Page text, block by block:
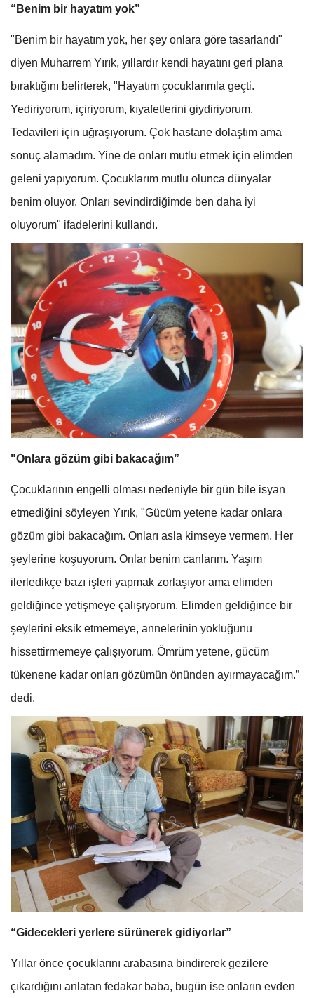
“Benim bir hayatım yok”
"Benim bir hayatım yok, her şey onlara göre tasarlandı"
diyen Muharrem Yırık, yıllardır kendi hayatını geri plana
bıraktığını belirterek, "Hayatım çocuklarımla geçti.
Yediriyorum, içiriyorum, kıyafetlerini giydiriyorum.
Tedavileri için uğraşıyorum. Çok hastane dolaştım ama
sonuç alamadım. Yine de onları mutlu etmek için elimden
geleni yapıyorum. Çocuklarım mutlu olunca dünyalar
benim oluyor. Onları sevindirdiğimde ben daha iyi
oluyorum" ifadelerini kullandı.
"Onlara gözüm gibi bakacağım”
Çocuklarının engelli olması nedeniyle bir gün bile isyan
etmediğini söyleyen Yırık, "Gücüm yetene kadar onlara
gözüm gibi bakacağım. Onları asla kimseye vermem. Her
şeylerine koşuyorum. Onlar benim canlarım. Yaşım
ilerledikçe bazı işleri yapmak zorlaşıyor ama elimden
geldiğince yetişmeye çalışıyorum. Elimden geldiğince bir
şeylerini eksik etmemeye, annelerinin yokluğunu
hissettirmemeye çalışıyorum. Ömrüm yetene, gücüm
tükenene kadar onları gözümün önünden ayırmayacağım.”
dedi.
“Gidecekleri yerlere sürünerek gidiyorlar”
Yıllar önce çocuklarını arabasına bindirerek gezilere
çıkardığını anlatan fedakar baba, bugün ise onların evden